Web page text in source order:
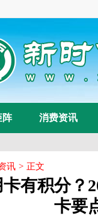
阵 消费资讯
讯 > 正文
有积分？
卡要